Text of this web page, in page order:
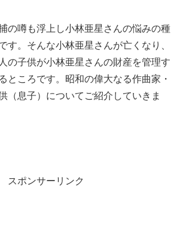
の噂も浮上し小林亜星さんの悩みの種
す。そんな小林亜星さんが亡くなり、
の子供が小林亜星さんの財産を管理す
ところです。昭和の偉大なる作曲家・
（息子）についてご紹介していきま
スポンサーリンク